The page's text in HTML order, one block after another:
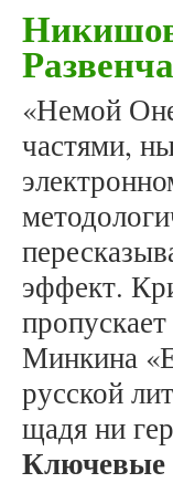
«Немой
частями,
эффект.
Минкина
русской
щадя ни
Ключевые